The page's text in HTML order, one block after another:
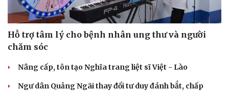
Hỗ trợ tâm lý cho bệnh nhân ung thư và người
chăm sóc
Nâng cấp, tôn tạo Nghĩa trang liệt sĩ Việt - Lào
Ngư dân Quảng Ngãi thay đổi tư duy đánh bắt, chấp